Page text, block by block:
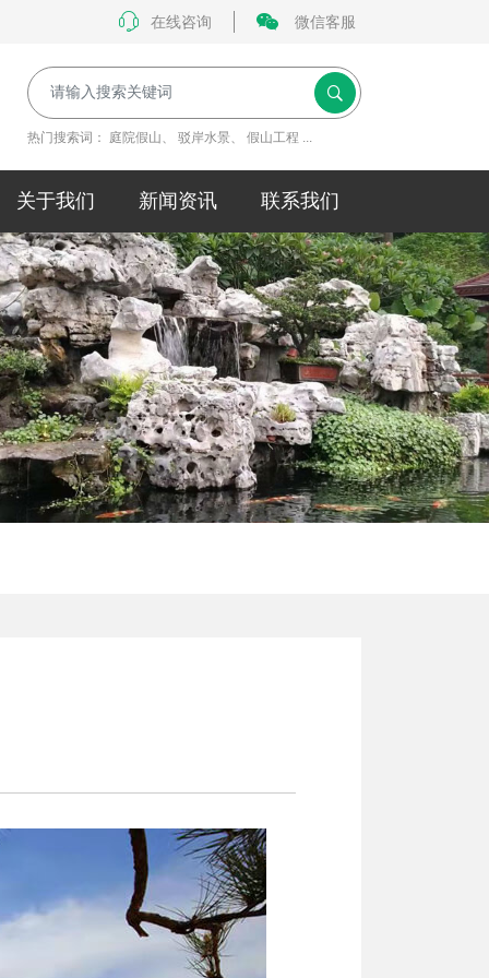
在线咨询 微信客服
热门搜索词： 庭院假山、 驳岸水景、 假山工程 ...
关于我们 新闻资讯 联系我们